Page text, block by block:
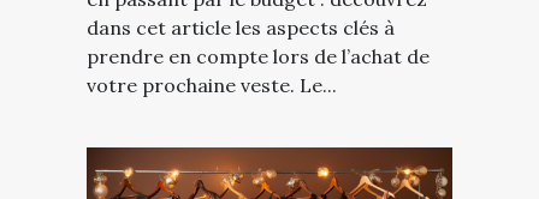
dans cet article les aspects clés à
prendre en compte lors de l’achat de
votre prochaine veste. Le...